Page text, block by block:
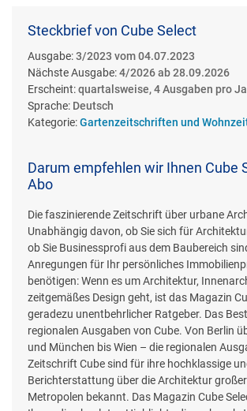
Steckbrief von Cube Select
Ausgabe:3/2023 vom 04.07.2023
Nächste Ausgabe:4/2026 ab 28.09.2026
Erscheint:quartalsweise, 4 Ausgaben pro
Sprache: Deutsch
Kategorie:Gartenzeitschriften und
Darum empfehlen wir Ihnen Cube
Abo
Die faszinierende Zeitschrift über urbane
Unabhängig davon, ob Sie sich für
ob Sie Businessprofi aus dem Baubereich
Anregungen für Ihr persönliches
benötigen: Wenn es um Architektur,
zeitgemäßes Design geht, ist das Magazin
geradezu unentbehrlicher Ratgeber. Das
regionalen Ausgaben von Cube. Von Berlin
und München bis Wien – die regionalen
Zeitschrift Cube sind für ihre hochklassige
Berichterstattung über die Architektur
Metropolen bekannt. Das Magazin Cube